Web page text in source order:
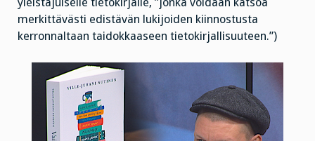
merkittävästi edistävän lukijoiden kiinnostusta
kerronnaltaan taidokkaaseen tietokirjallisuuteen.”)